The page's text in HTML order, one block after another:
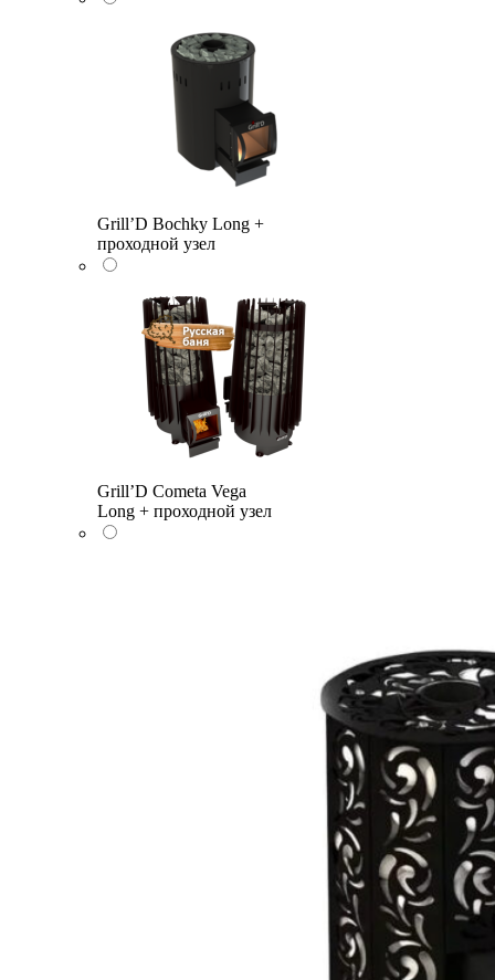
Grill’D Bochky Long +
проходной узел
Grill’D Cometa Vega
Long + проходной узел